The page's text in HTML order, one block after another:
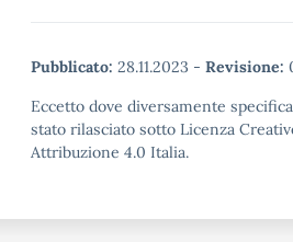
Pubblicato: 28.11.2023 - Revisione:
Eccetto dove diversamente
stato rilasciato sotto Licenza
Attribuzione 4.0 Italia.